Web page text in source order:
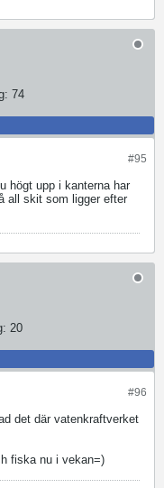
74
#95
högt upp i kanterna har
all skit som ligger efter
20
#96
det där vatenkraftverket
fiska nu i vekan=)